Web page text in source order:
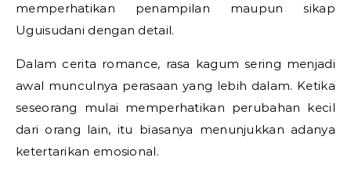
memperhatikan penampilan maupun sikap
Uguisudani dengan detail.
Dalam cerita romance, rasa kagum sering menjadi
awal munculnya perasaan yang lebih dalam. Ketika
seseorang mulai memperhatikan perubahan kecil
dari orang lain, itu biasanya menunjukkan adanya
ketertarikan emosional.